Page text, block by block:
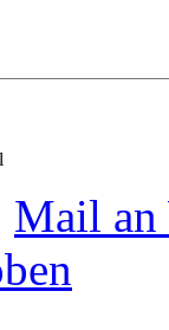
Mail an